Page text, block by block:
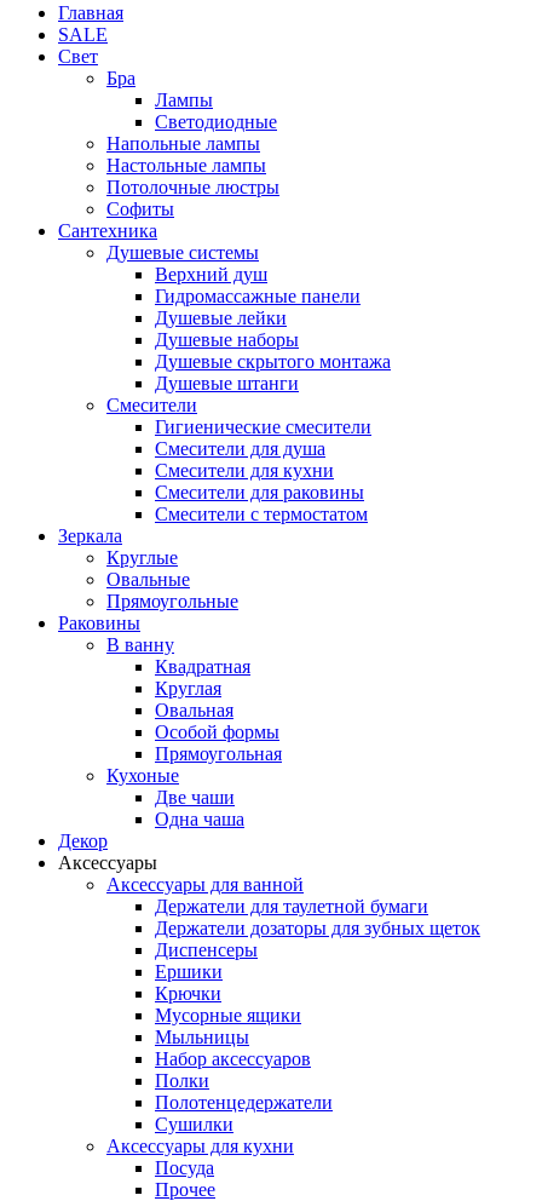
Главная
SALE
Свет
Бра
Лампы
Светодиодные
Напольные лампы
Настольные лампы
Потолочные люстры
Софиты
Сантехника
Душевые системы
Верхний душ
Гидромассажные панели
Душевые лейки
Душевые наборы
Душевые скрытого монтажа
Душевые штанги
Смесители
Гигиенические смесители
Смесители для душа
Смесители для кухни
Смесители для раковины
Смесители с термостатом
Зеркала
Круглые
Овальные
Прямоугольные
Раковины
В ванну
Квадратная
Круглая
Овальная
Особой формы
Прямоугольная
Кухоные
Две чаши
Одна чаша
Декор
Аксессуары
Аксессуары для ванной
Держатели для таулетной бумаги
Держатели дозаторы для зубных щеток
Диспенсеры
Ершики
Крючки
Мусорные ящики
Мыльницы
Набор аксессуаров
Полки
Полотенцедержатели
Сушилки
Аксессуары для кухни
Посуда
Прочее